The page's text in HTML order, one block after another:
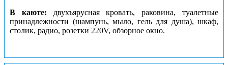
В каюте: двухъярусная кровать, раковина, туалетные
принадлежности (шампунь, мыло, гель для душа), шкаф,
столик, радио, розетки 220V, обзорное окно.